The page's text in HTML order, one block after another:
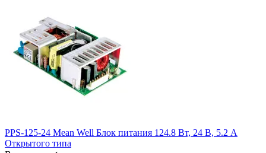
PPS-125-24 Mean Well Блок питания 124.8 Вт, 24 В, 5.2 А
Открытого типа